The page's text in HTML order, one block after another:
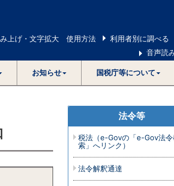
上げ・文字拡大 使用方法 利用者別に調べる
音声読
お知らせ 国税庁等について
法令等
税法（e-Govの「e-Gov法令
索」へリンク）
法令解釈通達